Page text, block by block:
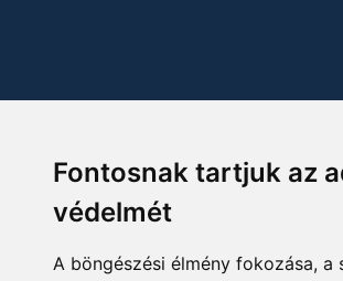
Fontosnak tartjuk az
védelmét
A böngészési élmény fokozása, a